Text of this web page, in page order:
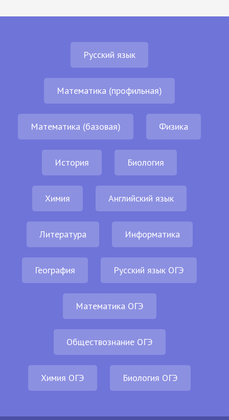
Русский язык
Математика (профильная)
Математика (базовая) Физика
История Биология
Химия Английский язык
Литература Информатика
География Русский язык ОГЭ
Математика ОГЭ
Обществознание ОГЭ
Химия ОГЭ Биология ОГЭ